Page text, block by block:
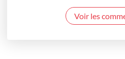
Voir les